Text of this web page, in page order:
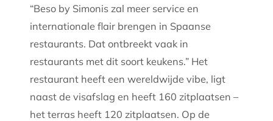
“Beso by Simonis zal meer service en
internationale flair brengen in Spaanse
restaurants. Dat ontbreekt vaak in
restaurants met dit soort keukens.” Het
restaurant heeft een wereldwijde vibe, ligt
naast de visafslag en heeft 160 zitplaatsen –
het terras heeft 120 zitplaatsen. Op de